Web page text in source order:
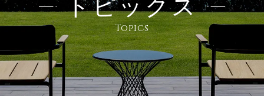
ホテルガイド
客室
温泉＆スパ
トピックス
Topics
宿泊
レンタカー
＋宿泊
飛行機
＋宿泊
JR乗車券
＋宿泊
宿泊日
日付未定